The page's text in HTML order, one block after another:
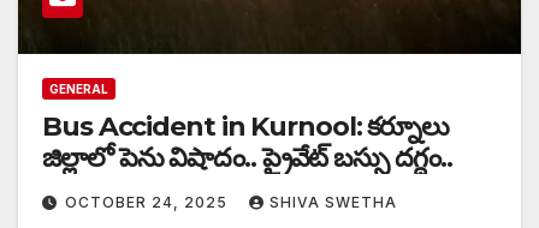
GENERAL
Bus Accident in Kurnool: కర్నూలు
జిల్లాలో పెను విషాదం.. ప్రైవేట్ బస్సు దగ్ధం..
OCTOBER 24, 2025 SHIVA SWETHA